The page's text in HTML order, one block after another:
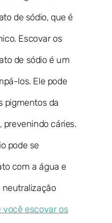
de sódio, que é
Escovar os
de sódio é um
los. Ele pode
pigmentos da
prevenindo cáries.
pode se
com a água e
você escovar os